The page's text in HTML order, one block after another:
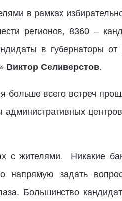
в рамках
регионов, 8360 –
в губернаторы
Виктор Селиверстов.
всего встреч
с жителями. Никакие
задать
Большинство